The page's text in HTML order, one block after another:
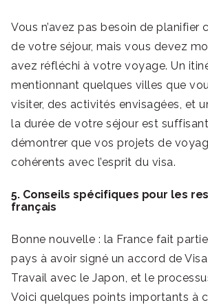
Vous n’avez pas besoin de planifier
de votre séjour, mais vous devez
avez réfléchi à votre voyage. Un
mentionnant quelques villes que
visiter, des activités envisagées, et
la durée de votre séjour est
démontrer que vos projets de
cohérents avec l’esprit du visa.
5. Conseils spécifiques pour les
français
Bonne nouvelle : la France fait
pays à avoir signé un accord de
Travail avec le Japon, et le
Voici quelques points importants à